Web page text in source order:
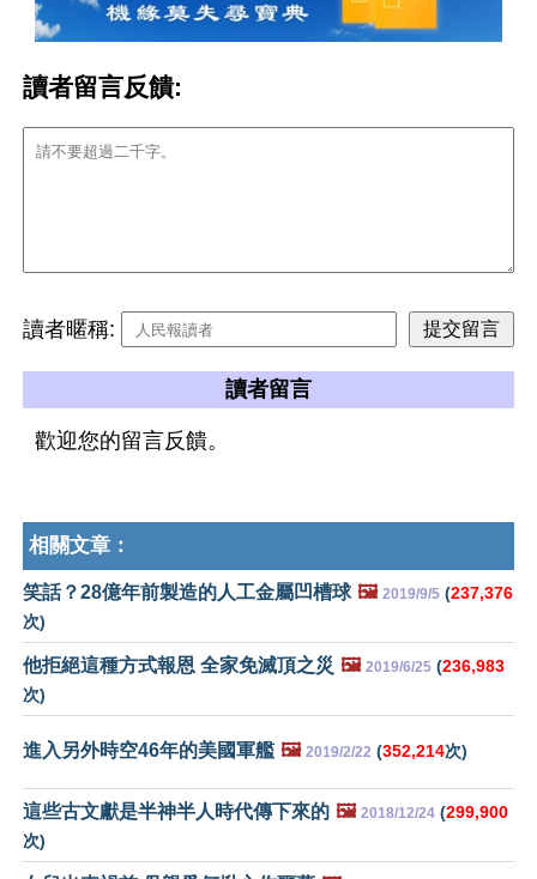
讀者留言反饋:
讀者暱稱:
讀者留言
歡迎您的留言反饋。
相關文章：
笑話？28億年前製造的人工金屬凹槽球 🖼️ 2019/9/5 (237,376
次)
他拒絕這種方式報恩 全家免滅頂之災 🖼️ 2019/6/25 (236,983
次)
進入另外時空46年的美國軍艦 🖼️ 2019/2/22 (352,214次)
這些古文獻是半神半人時代傳下來的 🖼️ 2018/12/24 (299,900
次)